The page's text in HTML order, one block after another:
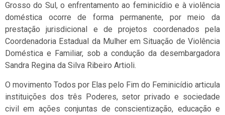
Grosso do Sul, o enfrentamento ao feminicídio e à violência
doméstica ocorre de forma permanente, por meio da
prestação jurisdicional e de projetos coordenados pela
Coordenadoria Estadual da Mulher em Situação de Violência
Doméstica e Familiar, sob a condução da desembargadora
Sandra Regina da Silva Ribeiro Artioli.
O movimento Todos por Elas pelo Fim do Feminicídio articula
instituições dos três Poderes, setor privado e sociedade
civil em ações conjuntas de conscientização, educação e